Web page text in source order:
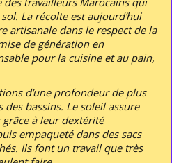
La récolte est aujourd’hui
artisanale dans le respect de la
de génération en
pour la cuisine et au pain,
d’une profondeur de plus
bassins. Le soleil assure
à leur dextérité
empaqueté dans des sacs
Ils font un travail que très